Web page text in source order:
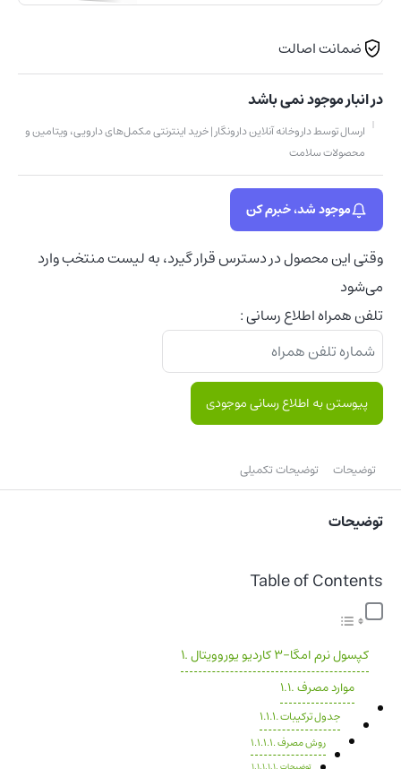
ضمانت اصالت
در انبار موجود نمی باشد
ارسال توسط داروخانه آنلاین دارونگار | خرید اینترنتی مکمل‌های دارویی، ویتامین و
محصولات سلامت
موجود شد، خبرم کن
وقتی این محصول در دسترس قرار گیرد، به لیست منتخب وارد
می‌شود
تلفن همراه اطلاع رسانی :
پیوستن به اطلاع رسانی موجودی
توضیحات توضیحات تکمیلی
توضیحات
Table of Contents
کپسول نرم امگا-3 کاردیو یوروویتال
موارد مصرف
جدول ترکیبات
روش مصرف